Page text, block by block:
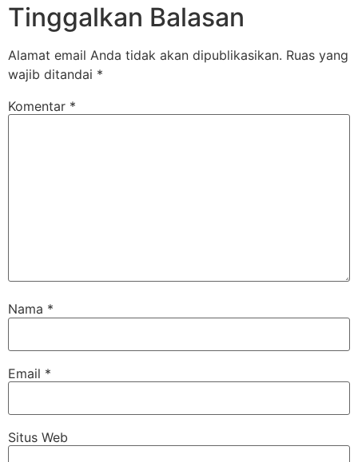
Tinggalkan Balasan
Alamat email Anda tidak akan dipublikasikan. Ruas yang
wajib ditandai *
Komentar *
Nama *
Email *
Situs Web